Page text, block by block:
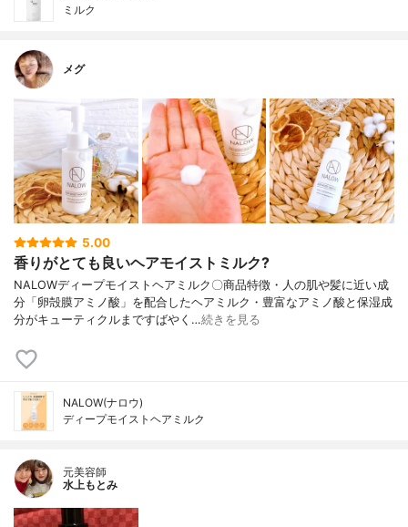
ミルク
メグ
5.00
香りがとても良いヘアモイストミルク?
NALOWディープモイストヘアミルク〇商品特徴・人の肌や髪に近い成
分「卵殻膜アミノ酸」を配合したヘアミルク・豊富なアミノ酸と保湿成
分がキューティクルまですばやく…続きを見る
NALOW(ナロウ)
ディープモイストヘアミルク
元美容師
水上もとみ